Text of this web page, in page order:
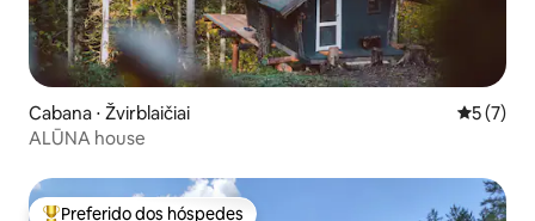
Cabana ⋅ Žvirblaičiai 5 de
5 (7)
ALŪNA house
Preferido dos hóspedes